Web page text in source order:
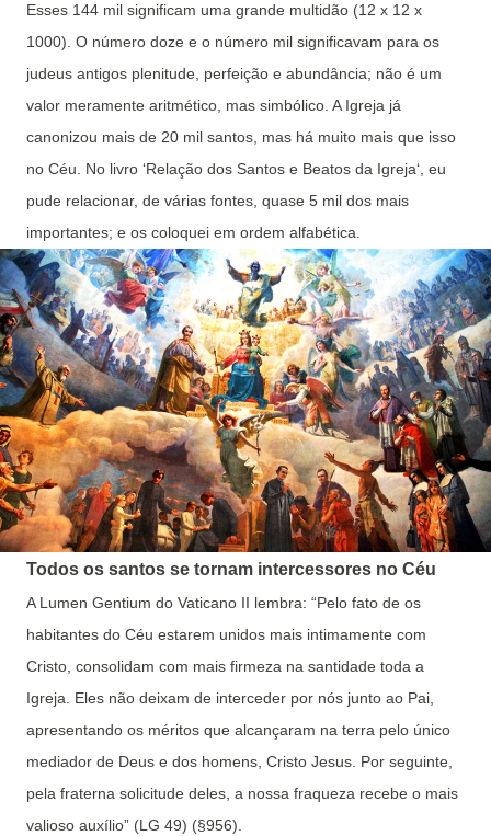
Esses 144 mil significam uma grande multidão (12 x 12 x
1000). O número doze e o número mil significavam para os
judeus antigos plenitude, perfeição e abundância; não é um
valor meramente aritmético, mas simbólico. A Igreja já
canonizou mais de 20 mil santos, mas há muito mais que isso
no Céu. No livro ‘Relação dos Santos e Beatos da Igreja‘, eu
pude relacionar, de várias fontes, quase 5 mil dos mais
importantes; e os coloquei em ordem alfabética.
Todos os santos se tornam intercessores no Céu
A Lumen Gentium do Vaticano II lembra: “Pelo fato de os
habitantes do Céu estarem unidos mais intimamente com
Cristo, consolidam com mais firmeza na santidade toda a
Igreja. Eles não deixam de interceder por nós junto ao Pai,
apresentando os méritos que alcançaram na terra pelo único
mediador de Deus e dos homens, Cristo Jesus. Por seguinte,
pela fraterna solicitude deles, a nossa fraqueza recebe o mais
valioso auxílio” (LG 49) (§956).